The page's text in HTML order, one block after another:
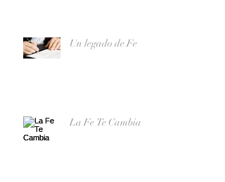
Un legado de Fe
La Fe Te Cambia